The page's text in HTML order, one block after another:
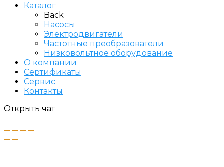
Каталог
Back
Насосы
Электродвигатели
Частотные преобразователи
Низковольтное оборудование
О компании
Сертификаты
Сервис
Контакты
Открыть чат